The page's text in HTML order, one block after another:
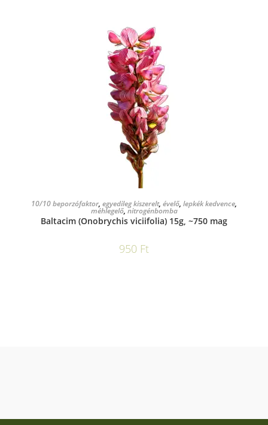
KOSÁRBA TESZEM
10/10 beporzófaktor, egyedileg kiszerelt, évelő, lepkék kedvence,
méhlegelő, nitrogénbomba
Baltacim (Onobrychis viciifolia) 15g, ~750 mag
950 Ft